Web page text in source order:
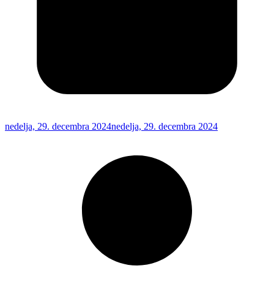
nedelja, 29. decembra 2024nedelja, 29. decembra 2024